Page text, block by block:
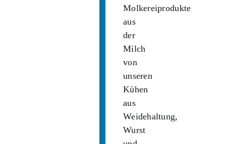
Molkereiprodukte
aus
der
Milch
von
unseren
Kühen
aus
Weidehaltung,
Wurst